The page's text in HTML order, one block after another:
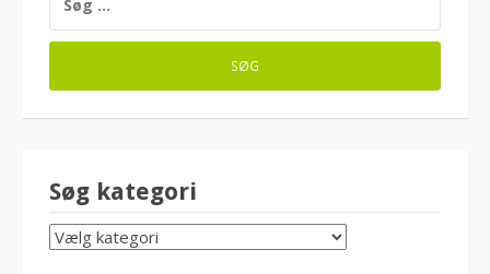
EFTER:
Søg kategori
SØG
KATEGORI